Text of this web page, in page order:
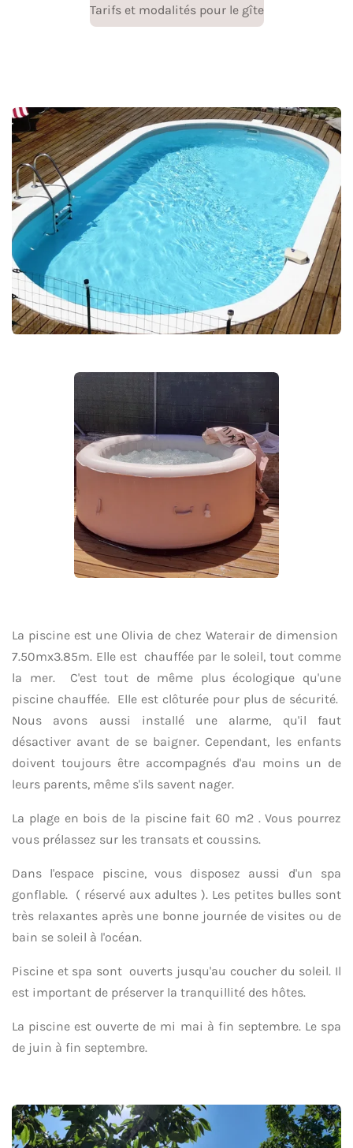
Tarifs et modalités pour le gîte
La piscine est une Olivia de chez Waterair de dimension
7.50mx3.85m. Elle est chauffée par le soleil, tout comme
la mer. C'est tout de même plus écologique qu'une
piscine chauffée. Elle est clôturée pour plus de sécurité.
Nous avons aussi installé une alarme, qu'il faut
désactiver avant de se baigner. Cependant, les enfants
doivent toujours être accompagnés d'au moins un de
leurs parents, même s'ils savent nager.
La plage en bois de la piscine fait 60 m2 . Vous pourrez
vous prélassez sur les transats et coussins.
Dans l'espace piscine, vous disposez aussi d'un spa
gonflable. ( réservé aux adultes ). Les petites bulles sont
très relaxantes après une bonne journée de visites ou de
bain se soleil à l'océan.
Piscine et spa sont ouverts jusqu'au coucher du soleil. Il
est important de préserver la tranquillité des hôtes.
La piscine est ouverte de mi mai à fin septembre. Le spa
de juin à fin septembre.